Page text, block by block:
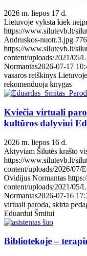
2026 m. liepos 17 d.
Lietuvoje vyksta kiek
https://www.silutevb.lt/
Andruskos-nuotr.3.jpg 776
https://www.silutevb.lt/
content/uploads/2021/05/
Normantas2026-07-17
vasaros reiškinys
rekomenduoja knygas
Kviečia virtuali
kultūros dalyviui
2026 m. liepos 16 d.
Aktyviam Šilutės krašto
https://www.silutevb.lt/
content/uploads/2026/07/
Ovidijus Normantas
content/uploads/2021/05/
Normantas2026-07-16
virtuali paroda, skirta
Eduardui Šmitui
Bibliotekoje –